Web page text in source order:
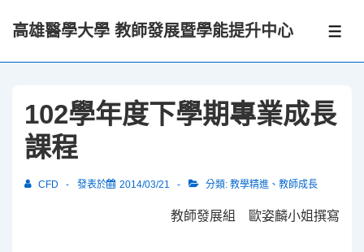
Skip高雄醫學大學 教師發展暨學能提升中心
選
102學年度下學期專業成長
課程
CFD 發表於 2014/03/21 分類: 教學精進 、 教師成長
教師發展組 歐姿麟小姐撰寫